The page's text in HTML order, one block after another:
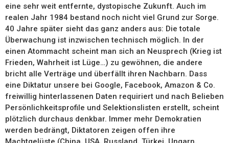
eine sehr weit entfernte, dystopische Zukunft. Auch im
realen Jahr 1984 bestand noch nicht viel Grund zur Sorge.
40 Jahre später sieht das ganz anders aus: Die totale
Überwachung ist inzwischen technisch möglich. In der
einen Atommacht scheint man sich an Neusprech (Krieg ist
Frieden, Wahrheit ist Lüge…) zu gewöhnen, die andere
bricht alle Verträge und überfällt ihren Nachbarn. Dass
eine Diktatur unsere bei Google, Facebook, Amazon & Co.
freiwillig hinterlassenen Daten requiriert und nach Belieben
Persönlichkeitsprofile und Selektionslisten erstellt, scheint
plötzlich durchaus denkbar. Immer mehr Demokratien
werden bedrängt, Diktatoren zeigen offen ihre